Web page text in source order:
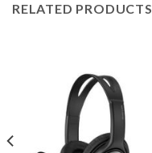
RELATED PRODUCTS